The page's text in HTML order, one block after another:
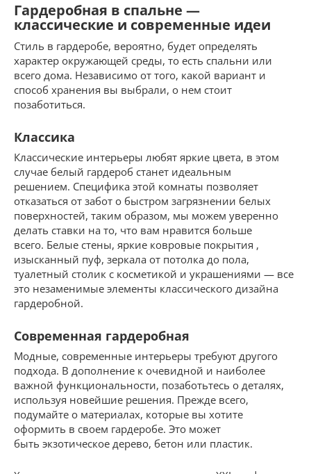
Гардеробная в спальне —
классические и современные идеи
Стиль в гардеробе, вероятно, будет определять
характер окружающей среды, то есть спальни или
всего дома. Независимо от того, какой вариант и
способ хранения вы выбрали, о нем стоит
позаботиться.
Классика
Классические интерьеры любят яркие цвета, в этом
случае белый гардероб станет идеальным
решением. Специфика этой комнаты позволяет
отказаться от забот о быстром загрязнении белых
поверхностей, таким образом, мы можем уверенно
делать ставки на то, что вам нравится больше
всего. Белые стены, яркие ковровые покрытия ,
изысканный пуф, зеркала от потолка до пола,
туалетный столик с косметикой и украшениями — все
это незаменимые элементы классического дизайна
гардеробной.
Современная гардеробная
Модные, современные интерьеры требуют другого
подхода. В дополнение к очевидной и наиболее
важной функциональности, позаботьтесь о деталях,
используя новейшие решения. Прежде всего,
подумайте о материалах, которые вы хотите
оформить в своем гардеробе. Это может
быть экзотическое дерево, бетон или пластик.